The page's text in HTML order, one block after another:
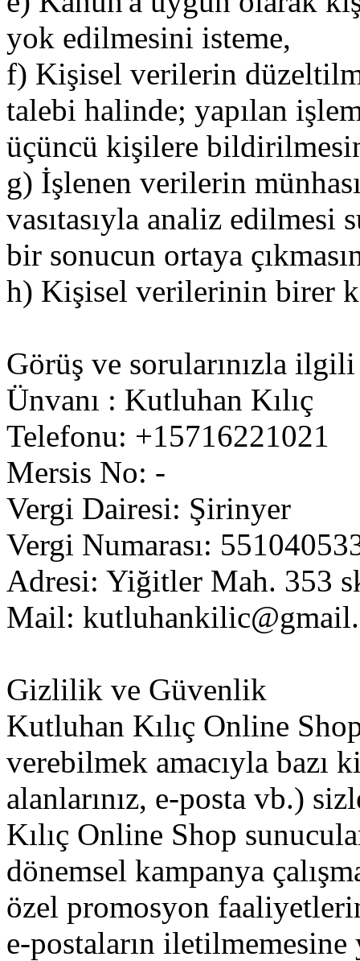
yok edilmesini isteme,
f) Kişisel verilerin
talebi halinde; yapılan
üçüncü kişilere
g) İşlenen verilerin
vasıtasıyla analiz
bir sonucun ortaya
h) Kişisel verilerinin birer
Görüş ve sorularınızla
Ünvanı : Kutluhan Kılıç
Telefonu: +15716221021
Mersis No: -
Vergi Dairesi: Şirinyer
Vergi Numarası:
Adresi: Yiğitler Mah. 353
Mail:
Gizlilik ve Güvenlik
Kutluhan Kılıç Online
verebilmek amacıyla
alanlarınız, e-posta vb.)
Kılıç Online Shop
dönemsel kampanya
özel promosyon
e-postaların